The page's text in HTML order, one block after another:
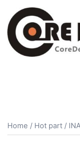
Home / Hot part /